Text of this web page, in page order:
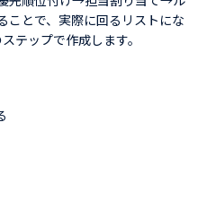
ことで、実際に回るリストにな
テップで作成します。